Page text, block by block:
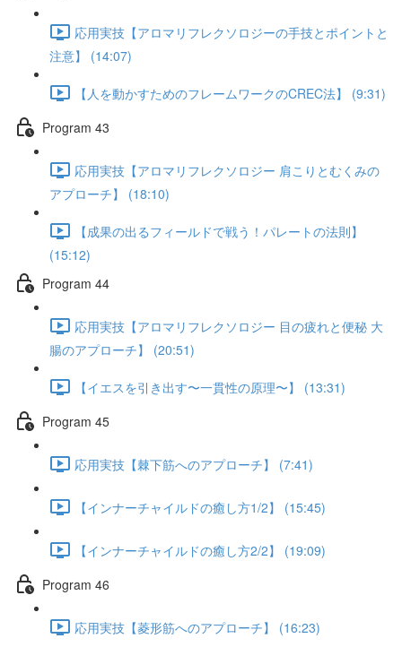
応用実技【アロマリフレクソロジーの手技とポイントと
注意】 (14:07)
【人を動かすためのフレームワークのCREC法】 (9:31)
Program 43
応用実技【アロマリフレクソロジー 肩こりとむくみの
アプローチ】 (18:10)
【成果の出るフィールドで戦う！パレートの法則】
(15:12)
Program 44
応用実技【アロマリフレクソロジー 目の疲れと便秘 大
腸のアプローチ】 (20:51)
【イエスを引き出す〜一貫性の原理〜】 (13:31)
Program 45
応用実技【棘下筋へのアプローチ】 (7:41)
【インナーチャイルドの癒し方1/2】 (15:45)
【インナーチャイルドの癒し方2/2】 (19:09)
Program 46
応用実技【菱形筋へのアプローチ】 (16:23)